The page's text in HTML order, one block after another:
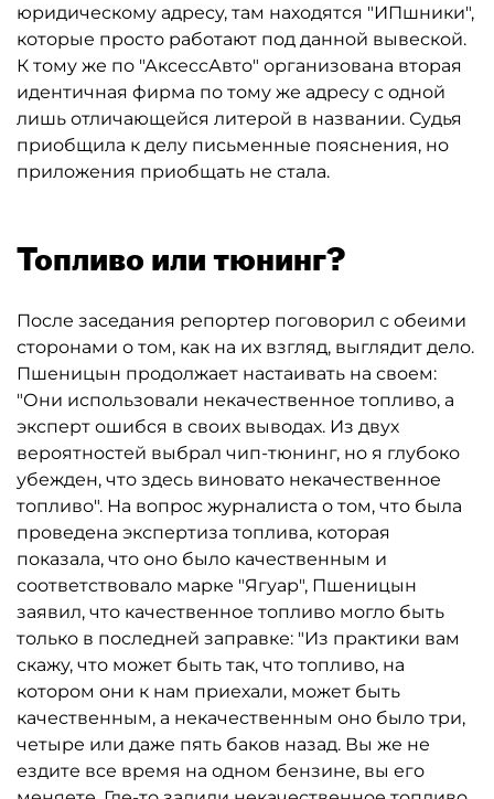
юридическому адресу, там находятся "ИПшники",
которые просто работают под данной вывеской.
К тому же по "АксессАвто" организована вторая
идентичная фирма по тому же адресу с одной
лишь отличающейся литерой в названии. Судья
приобщила к делу письменные пояснения, но
приложения приобщать не стала.
Топливо или тюнинг?
После заседания репортер поговорил с обеими
сторонами о том, как на их взгляд, выглядит дело.
Пшеницын продолжает настаивать на своем:
"Они использовали некачественное топливо, а
эксперт ошибся в своих выводах. Из двух
вероятностей выбрал чип-тюнинг, но я глубоко
убежден, что здесь виновато некачественное
топливо". На вопрос журналиста о том, что была
проведена экспертиза топлива, которая
показала, что оно было качественным и
соответствовало марке "Ягуар", Пшеницын
заявил, что качественное топливо могло быть
только в последней заправке: "Из практики вам
скажу, что может быть так, что топливо, на
котором они к нам приехали, может быть
качественным, а некачественным оно было три,
четыре или даже пять баков назад. Вы же не
ездите все время на одном бензине, вы его